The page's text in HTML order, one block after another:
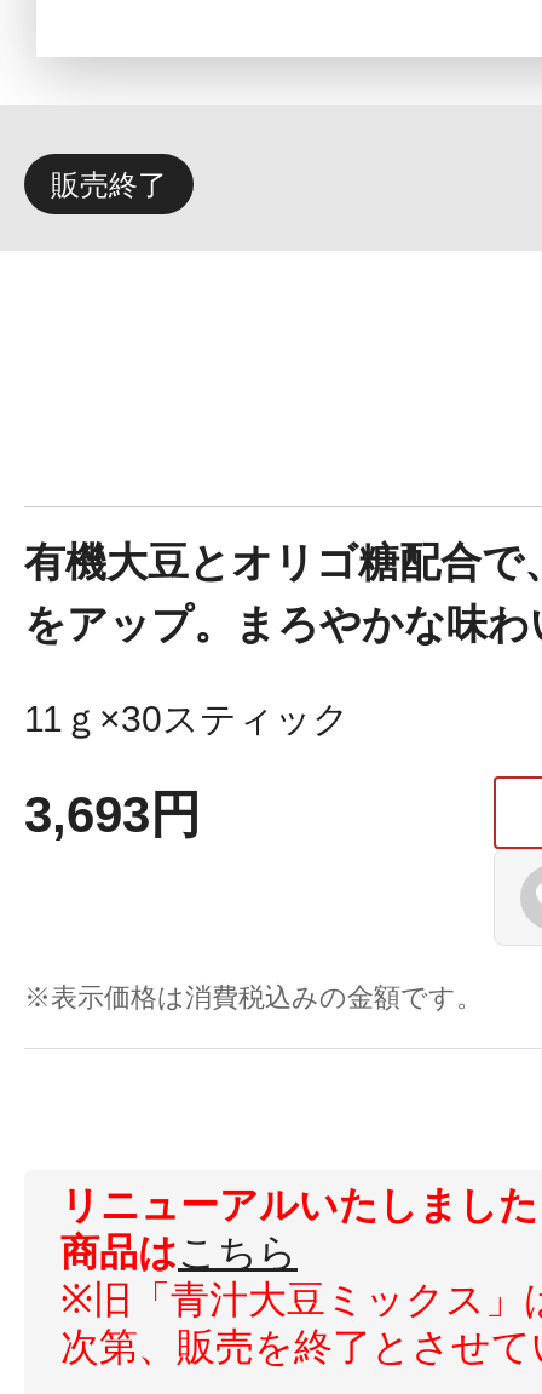
スキンケア人気ライン
ドレスリフト
プリマモイスト
クレンズオイル
販売終了
有機大豆とオリゴ糖配合で
をアップ。まろやかな味わ
11ｇ×30スティック
3,693円
※表示価格は消費税込みの金額です。
リニューアルいたしまし
商品はこちら
※旧「青汁大豆ミックス」
次第、販売を終了とさせ